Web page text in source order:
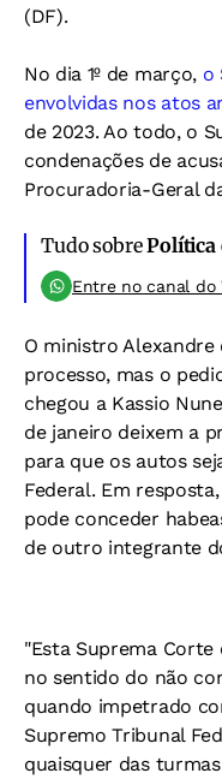
(DF).
No dia 1º de março, o
envolvidas nos atos
de 2023. Ao todo, o
condenações de
Procuradoria-Geral
Tudo sobrePolítica
Entre no canal do
O ministro
processo, mas o
chegou a Kassio
de janeiro deixem a
para que os autos
Federal. Em
pode conceder
de outro integrante
"Esta Suprema
no sentido do não
quando impetrado
Supremo Tribunal
quaisquer das